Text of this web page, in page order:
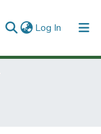
Log In (current)